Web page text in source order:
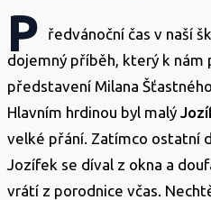
P
ředvánoční čas v naší
dojemný příběh, který k nám
představení Milana
Hlavním hrdinou byl malý
velké přání. Zatímco ostatní
Jozífek se díval z okna a
vrátí z porodnice včas.